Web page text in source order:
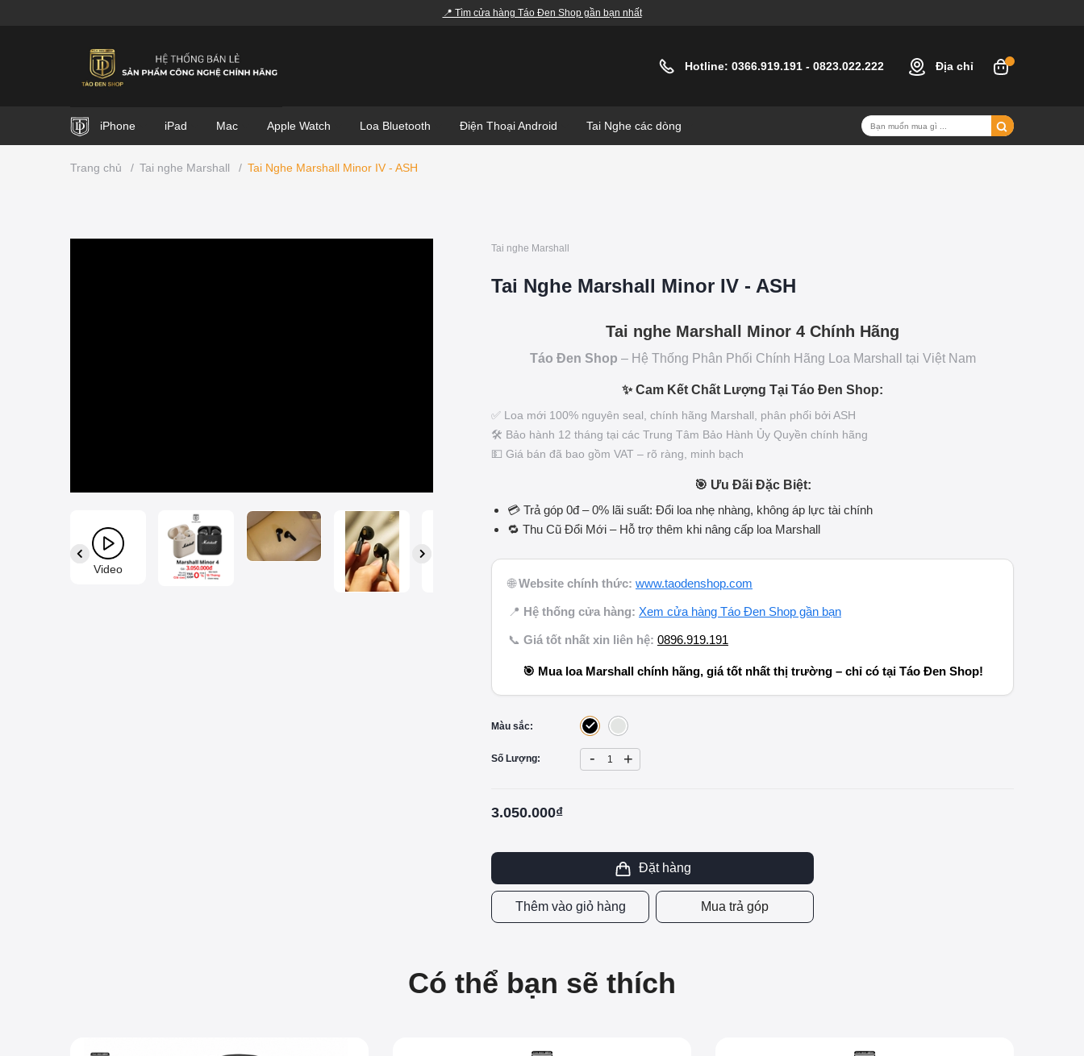
📍 Tìm cửa hàng Táo Đen Shop gần bạn nhất
Hotline: 0366.919.191 - 0823.022.222 Địa chỉ
iPhone iPad Mac Apple Watch Loa Bluetooth Điện Thoại Android Tai Nghe các dòng
Trang chủ / Tai nghe Marshall / Tai Nghe Marshall Minor IV - ASH
Video
Tai nghe Marshall
Tai Nghe Marshall Minor IV - ASH
Tai nghe Marshall Minor 4 Chính Hãng
Táo Đen Shop – Hệ Thống Phân Phối Chính Hãng Loa Marshall tại Việt Nam
✨ Cam Kết Chất Lượng Tại Táo Đen Shop:
✅ Loa mới 100% nguyên seal, chính hãng Marshall, phân phối bởi ASH
🛠️ Bảo hành 12 tháng tại các Trung Tâm Bảo Hành Ủy Quyền chính hãng
💵 Giá bán đã bao gồm VAT – rõ ràng, minh bạch
🎯 Ưu Đãi Đặc Biệt:
💳 Trả góp 0đ – 0% lãi suất: Đổi loa nhẹ nhàng, không áp lực tài chính
🔁 Thu Cũ Đổi Mới – Hỗ trợ thêm khi nâng cấp loa Marshall
🌐Website chính thức: www.taodenshop.com
📍 Hệ thống cửa hàng: Xem cửa hàng Táo Đen Shop gần bạn
📞 Giá tốt nhất xin liên hệ: 0896.919.191
🎯 Mua loa Marshall chính hãng, giá tốt nhất thị trường – chỉ có tại Táo Đen Shop!
Màu sắc:
Số Lượng: - +
3.050.000₫
Đặt hàng
Thêm vào giỏ hàng Mua trả góp
Có thể bạn sẽ thích